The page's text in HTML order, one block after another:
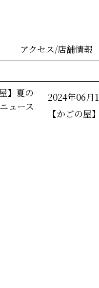
アクセス/店舗情報
2024年06月
【かごの屋